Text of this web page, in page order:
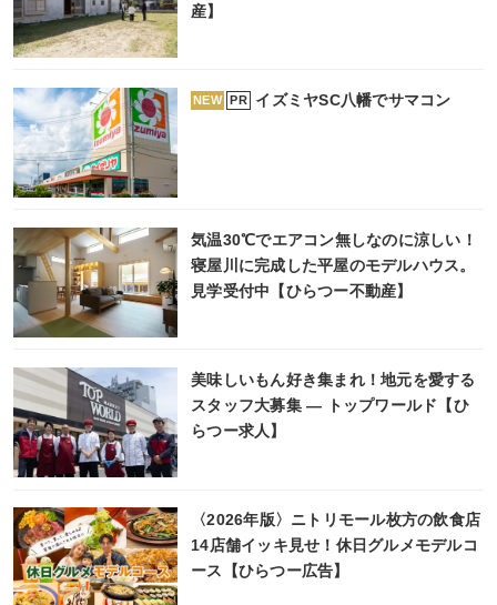
産】
NEW PR イズミヤSC八幡でサマコン
気温30℃でエアコン無しなのに涼しい！
寝屋川に完成した平屋のモデルハウス。
見学受付中【ひらつー不動産】
美味しいもん好き集まれ！地元を愛する
スタッフ大募集 ― トップワールド【ひ
らつー求人】
〈2026年版〉ニトリモール枚方の飲食店
14店舗イッキ見せ！休日グルメモデルコ
ース【ひらつー広告】